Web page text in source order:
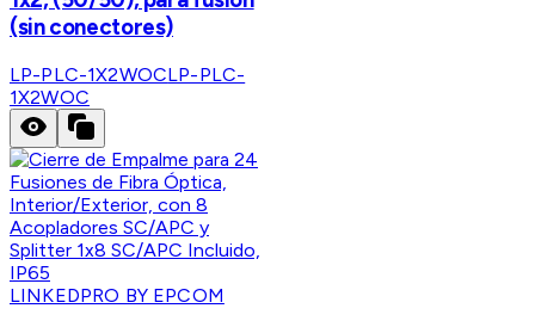
(sin conectores)
LP-PLC-1X2WOCLP-PLC-
1X2WOC
LINKEDPRO BY EPCOM